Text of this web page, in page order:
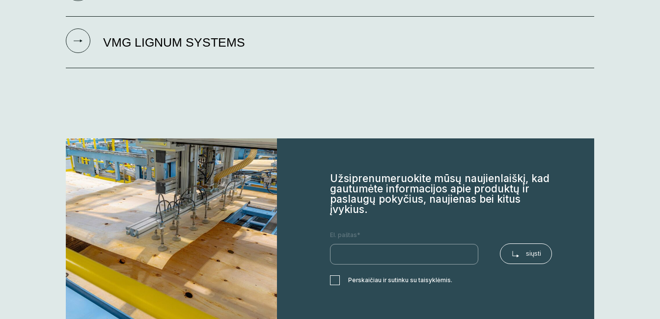
VMG LIGNUM SYSTEMS
Užsiprenumeruokite mūsų naujienlaiškį, kad
gautumėte informacijos apie produktų ir
paslaugų pokyčius, naujienas bei kitus
įvykius.
El. paštas*
Perskaičiau ir sutinku su taisyklėmis.